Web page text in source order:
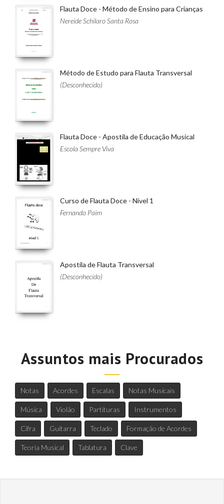
Flauta Doce - Método de Ensino para Crianças
Nereide Schilaro Santa Rosa
Método de Estudo para Flauta Transversal
(Desconhecido)
Flauta Doce - Apostila de Educação Musical
Escola Sempre Viva
Curso de Flauta Doce - Nível 1
Fernando Paim
Apostila de Flauta Transversal
(Desconhecido)
Assuntos mais Procurados
Notas Acordes Escalas Notas Musicais
Música Violão Partituras Instrumentos
Cifra Guitarra Teclado Formação de Acordes
Teoria Musical Tablatura Clave